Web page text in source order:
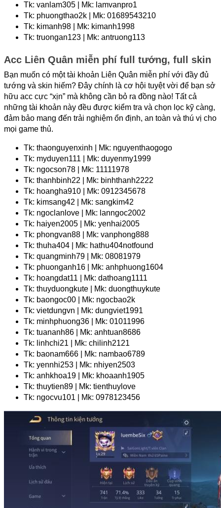
Tk: vanlam305 | Mk: lamvanpro1
Tk: phuongthao2k | Mk: 01689543210
Tk: kimanh98 | Mk: kimanh1998
Tk: truongan123 | Mk: antruong113
Acc Liên Quân miễn phí full tướng, full skin
Bạn muốn có một tài khoản Liên Quân miễn phí với đầy đủ
tướng và skin hiếm? Đây chính là cơ hội tuyệt vời để bạn sở
hữu acc cực “xịn” mà không cần bỏ ra đồng nào! Tất cả
những tài khoản này đều được kiểm tra và chọn lọc kỹ càng,
đảm bảo mang đến trải nghiệm ổn định, an toàn và thú vị cho
mọi game thủ.
Tk: thaonguyenxinh | Mk: nguyenthaogogo
Tk: myduyen111 | Mk: duyenmy1999
Tk: ngocson78 | Mk: 11111978
Tk: thanhbinh22 | Mk: binhthanh2222
Tk: hoangha910 | Mk: 0912345678
Tk: kimsang42 | Mk: sangkim42
Tk: ngoclanlove | Mk: lanngoc2002
Tk: haiyen2005 | Mk: yenhai2005
Tk: phongvan88 | Mk: vanphong888
Tk: thuha404 | Mk: hathu404notfound
Tk: quangminh79 | Mk: 08081979
Tk: phuonganh16 | Mk: anhphuong1604
Tk: hoangdat11 | Mk: dathoang1111
Tk: thuyduongkute | Mk: duongthuykute
Tk: baongoc00 | Mk: ngocbao2k
Tk: vietdungvn | Mk: dungviet1991
Tk: minhphuong36 | Mk: 01011996
Tk: tuananh86 | Mk: anhtuan8686
Tk: linhchi21 | Mk: chilinh2121
Tk: baonam666 | Mk: nambao6789
Tk: yennhi253 | Mk: nhiyen2503
Tk: anhkhoa19 | Mk: khoaanh1905
Tk: thuytien89 | Mk: tienthuylove
Tk: ngocvu101 | Mk: 0978123456